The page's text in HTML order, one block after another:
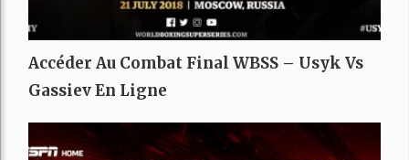
Accéder Au Combat Final WBSS – Usyk Vs
Gassiev En Ligne